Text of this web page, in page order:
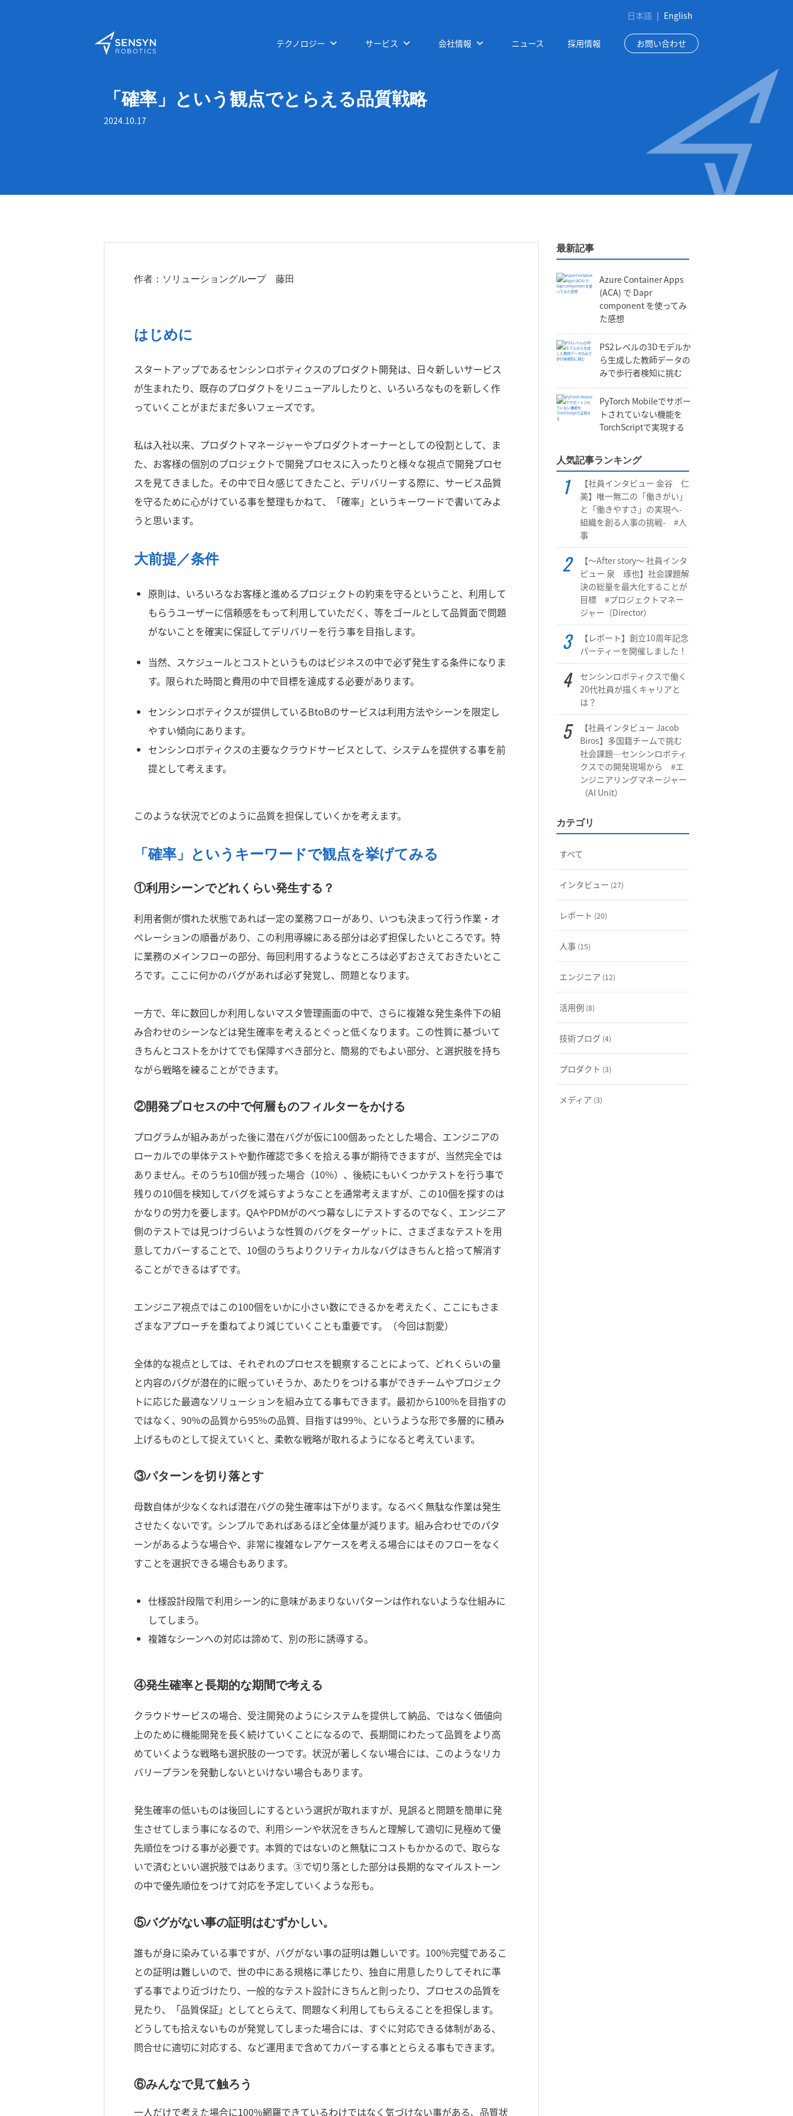
日本語 | English
テクノロジー サービス 会社情報 ニュース 採用情報 お問い合わせ
「確率」という観点でとらえる品質戦略
2024.10.17
作者： ソリューショングループ 藤田
はじめに
スタートアップであるセンシンロボティクスのプロダクト開発は、日々新しいサービス
が生まれたり、既存のプロダクトをリニューアルしたりと、いろいろなものを新しく作
っていくことがまだまだ多いフェーズです。
私は入社以来、プロダクトマネージャーやプロダクトオーナーとしての役割として、ま
た、お客様の個別のプロジェクトで開発プロセスに入ったりと様々な視点で開発プロセ
スを見てきました。その中で日々感じてきたこと、デリバリーする際に、サービス品質
を守るために心がけている事を整理もかねて、「確率」というキーワードで書いてみよ
うと思います。
大前提／条件
原則は、いろいろなお客様と進めるプロジェクトの約束を守るということ、利用して
もらうユーザーに信頼感をもって利用していただく、等をゴールとして品質面で問題
がないことを確実に保証してデリバリーを行う事を目指します。
当然、スケジュールとコストというものはビジネスの中で必ず発生する条件になりま
す。限られた時間と費用の中で目標を達成する必要があります。
センシンロボティクスが提供しているBtoBのサービスは利用方法やシーンを限定し
やすい傾向にあります。
センシンロボティクスの主要なクラウドサービスとして、システムを提供する事を前
提として考えます。
このような状況でどのように品質を担保していくかを考えます。
「確率」というキーワードで観点を挙げてみる
①利用シーンでどれくらい発生する？
利用者側が慣れた状態であれば一定の業務フローがあり、いつも決まって行う作業・オ
ペレーションの順番があり、この利用導線にある部分は必ず担保したいところです。特
に業務のメインフローの部分、毎回利用するようなところは必ずおさえておきたいとこ
ろです。ここに何かのバグがあれば必ず発覚し、問題となります。
一方で、年に数回しか利用しないマスタ管理画面の中で、さらに複雑な発生条件下の組
み合わせのシーンなどは発生確率を考えるとぐっと低くなります。この性質に基づいて
きちんとコストをかけてでも保障すべき部分と、簡易的でもよい部分、と選択肢を持ち
ながら戦略を練ることができます。
②開発プロセスの中で何層ものフィルターをかける
プログラムが組みあがった後に潜在バグが仮に100個あったとした場合、エンジニアの
ローカルでの単体テストや動作確認で多くを拾える事が期待できますが、当然完全では
ありません。そのうち10個が残った場合（10%）、後続にもいくつかテストを行う事で
残りの10個を検知してバグを減らすようなことを通常考えますが、この10個を探すのは
かなりの労力を要します。QAやPDMがのべつ幕なしにテストするのでなく、エンジニア
側のテストでは見つけづらいような性質のバグをターゲットに、さまざまなテストを用
意してカバーすることで、10個のうちよりクリティカルなバグはきちんと拾って解消す
ることができるはずです。
エンジニア視点ではこの100個をいかに小さい数にできるかを考えたく、ここにもさま
ざまなアプローチを重ねてより減じていくことも重要です。（今回は割愛）
全体的な視点としては、それぞれのプロセスを観察することによって、どれくらいの量
と内容のバグが潜在的に眠っていそうか、あたりをつける事ができチームやプロジェク
トに応じた最適なソリューションを組み立てる事もできます。最初から100%を目指すの
ではなく、90%の品質から95%の品質、目指すは99％、というような形で多層的に積み
上げるものとして捉えていくと、柔軟な戦略が取れるようになると考えています。
③パターンを切り落とす
母数自体が少なくなれば潜在バグの発生確率は下がります。なるべく無駄な作業は発生
させたくないです。シンプルであればあるほど全体量が減ります。組み合わせでのパタ
ーンがあるような場合や、非常に複雑なレアケースを考える場合にはそのフローをなく
すことを選択できる場合もあります。
仕様設計段階で利用シーン的に意味があまりないパターンは作れないような仕組みに
してしまう。
複雑なシーンへの対応は諦めて、別の形に誘導する。
④発生確率と長期的な期間で考える
クラウドサービスの場合、受注開発のようにシステムを提供して納品、ではなく価値向
上のために機能開発を長く続けていくことになるので、長期間にわたって品質をより高
めていくような戦略も選択肢の一つです。状況が著しくない場合には、このようなリカ
バリープランを発動しないといけない場合もあります。
発生確率の低いものは後回しにするという選択が取れますが、見誤ると問題を簡単に発
生させてしまう事になるので、利用シーンや状況をきちんと理解して適切に見極めて優
先順位をつける事が必要です。本質的ではないのと無駄にコストもかかるので、取らな
いで済むといい選択肢ではあります。③で切り落とした部分は長期的なマイルストーン
の中で優先順位をつけて対応を予定していくような形も。
⑤バグがない事の証明はむずかしい。
誰もが身に染みている事ですが、バグがない事の証明は難しいです。100%完璧であるこ
との証明は難しいので、世の中にある規格に準じたり、独自に用意したりしてそれに準
ずる事でより近づけたり、一般的なテスト設計にきちんと則ったり、プロセスの品質を
見たり、「品質保証」としてとらえて、問題なく利用してもらえることを担保します。
どうしても拾えないものが発覚してしまった場合には、すぐに対応できる体制がある、
問合せに適切に対応する、など運用まで含めてカバーする事ととらえる事もできます。
⑥みんなで見て触ろう
一人だけで考えた場合に100%網羅できているわけではなく気づけない事がある、品質状
最新記事
Azure Container Apps
(ACA) で Dapr
component を使ってみ
た感想
PS2レベルの3Dモデルか
ら生成した教師データの
みで歩行者検知に挑む
PyTorch Mobileでサポー
トされていない機能を
TorchScriptで実現する
人気記事ランキング
【社員インタビュー 金谷 仁
美】唯一無二の「働きがい」
と「働きやすさ」の実現へ-
組織を創る人事の挑戦- #人
事
【～After story～ 社員インタ
ビュー 泉 琢也】社会課題解
決の総量を最大化することが
目標 #プロジェクトマネー
ジャー（Director）
【レポート】創立10周年記念
パーティーを開催しました！
センシンロボティクスで働く
20代社員が描くキャリアと
は？
【社員インタビュー Jacob
Biros】多国籍チームで挑む
社会課題─センシンロボティ
クスでの開発現場から #エ
ンジニアリングマネージャー
（AI Unit）
カテゴリ
すべて
インタビュー (27)
レポート (20)
人事 (15)
エンジニア (12)
活用例 (8)
技術ブログ (4)
プロダクト (3)
メディア (3)